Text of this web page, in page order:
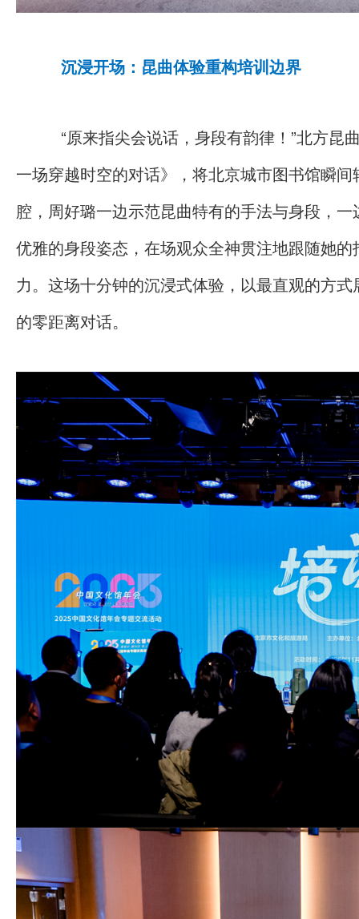
沉浸开场：昆曲体验重构培训边界
“原来指尖会说话，身段有韵律！”北方
一场穿越时空的对话》，将北京城市图书馆瞬
腔，周好璐一边示范昆曲特有的手法与身段，
优雅的身段姿态，在场观众全神贯注地跟随她
力。这场十分钟的沉浸式体验，以最直观的方
的零距离对话。